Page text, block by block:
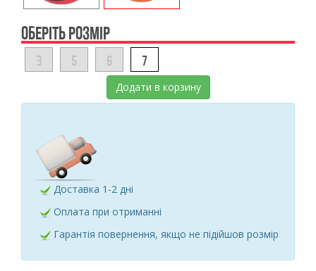
ОБЕРІТЬ РОЗМІР
3 5 6 7
Додати в корзину
Доставка 1-2 дні
Оплата при отриманні
Гарантія повернення, якщо не підійшов розмір